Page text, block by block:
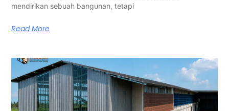
mendirikan sebuah bangunan, tetapi
Read More